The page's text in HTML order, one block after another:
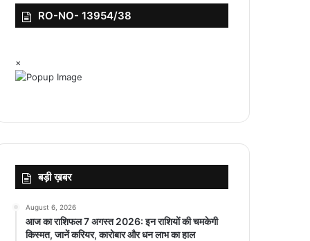
RO-NO- 13954/38
×
बड़ी ख़बर
August 6, 2026
आज का राशिफल 7 अगस्त 2026: इन राशियों की चमकेगी
किस्मत, जानें करियर, कारोबार और धन लाभ का हाल